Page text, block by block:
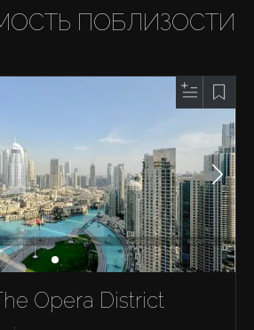
ПОБЛИЗОСТИ
Opera District